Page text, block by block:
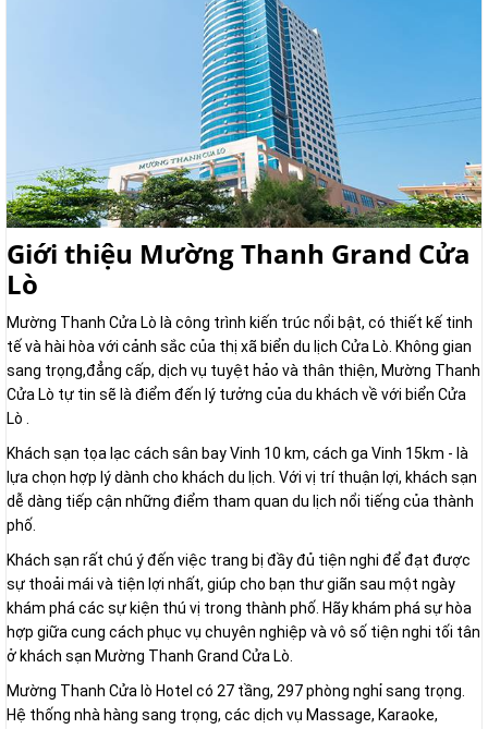
Giới thiệu Mường Thanh Grand Cửa
Lò
Mường Thanh Cửa Lò là công trình kiến trúc nổi bật, có thiết kế tinh
tế và hài hòa với cảnh sắc của thị xã biển du lịch Cửa Lò. Không gian
sang trọng,đẳng cấp, dịch vụ tuyệt hảo và thân thiện, Mường Thanh
Cửa Lò tự tin sẽ là điểm đến lý tưởng của du khách về với biển Cửa
Lò .
Khách sạn tọa lạc cách sân bay Vinh 10 km, cách ga Vinh 15km - là
lựa chọn hợp lý dành cho khách du lịch. Với vị trí thuận lợi, khách sạn
dễ dàng tiếp cận những điểm tham quan du lịch nổi tiếng của thành
phố.
Khách sạn rất chú ý đến việc trang bị đầy đủ tiện nghi để đạt được
sự thoải mái và tiện lợi nhất, giúp cho bạn thư giãn sau một ngày
khám phá các sự kiện thú vị trong thành phố. Hãy khám phá sự hòa
hợp giữa cung cách phục vụ chuyên nghiệp và vô số tiện nghi tối tân
ở khách sạn Mường Thanh Grand Cửa Lò.
Mường Thanh Cửa lò Hotel có 27 tầng, 297 phòng nghỉ sang trọng.
Hệ thống nhà hàng sang trọng, các dịch vụ Massage, Karaoke,